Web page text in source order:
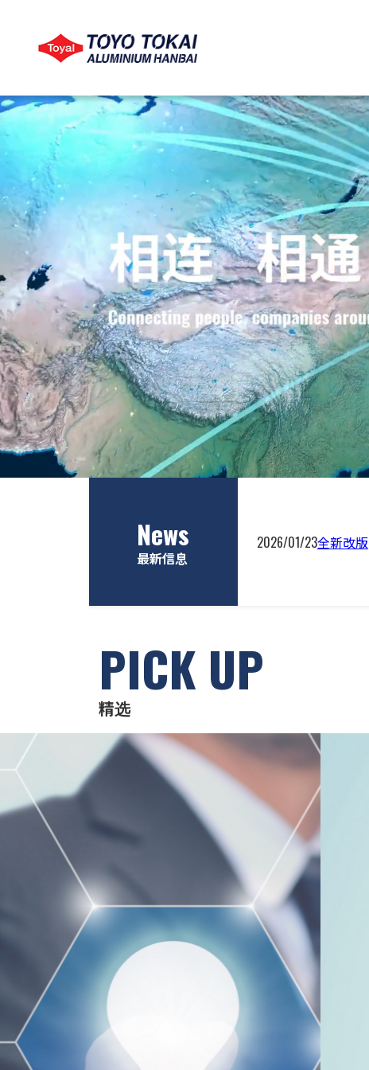
LANGUAGE
语言
COMPANY
关于公司
查看公司信息
PRODUCTS
产品信息
按业务浏览
按用途分类
CSR
CSR
查看CSR
News
最新信息
2026/01/23全新改版
PICK UP
精选